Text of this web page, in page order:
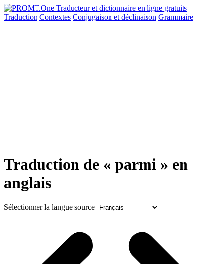
Traduction Contextes Conjugaison et déclinaison Grammaire
Traduction de « parmi » en
anglais
Sélectionner la langue source